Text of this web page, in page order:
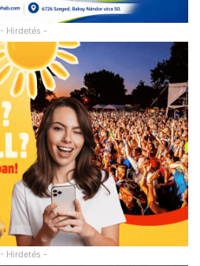
- Hirdetés -
- Hirdetés -